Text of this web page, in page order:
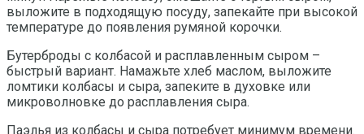
выложите в подходящую посуду, запекайте при высокой
температуре до появления румяной корочки.
Бутерброды с колбасой и расплавленным сыром –
быстрый вариант. Намажьте хлеб маслом, выложите
ломтики колбасы и сыра, запеките в духовке или
микроволновке до расплавления сыра.
Паэлья из колбасы и сыра потребует минимум времени.